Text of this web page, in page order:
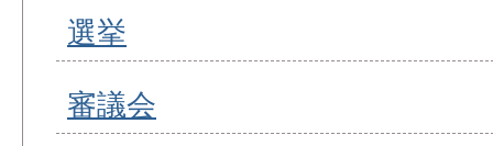
選挙
審議会